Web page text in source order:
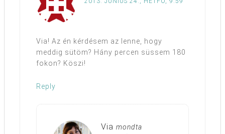
Via! Az én kérdésem az lenne, hogy
meddig sütöm? Hány percen süssem 180
fokon? Köszi!
Reply
Via mondta